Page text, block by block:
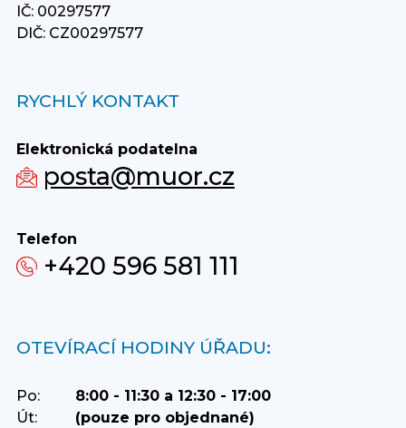
IČ: 00297577
DIČ: CZ00297577
RYCHLÝ KONTAKT
Elektronická podatelna
posta@muor.cz
Telefon
+420 596 581 111
OTEVÍRACÍ HODINY ÚŘADU:
Po:
8:00 - 11:30 a 12:30 - 17:00
Út:
(pouze pro objednané)